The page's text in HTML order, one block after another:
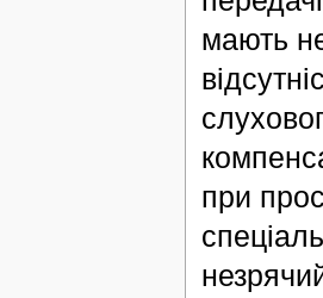
мають
при